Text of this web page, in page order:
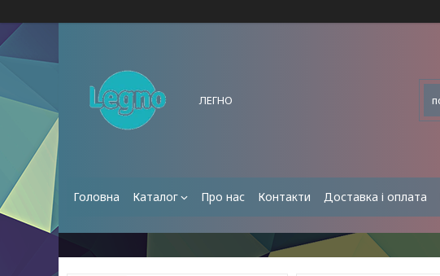
ЛЕГНО
Головна Каталог Про нас Контакти Доставка і оплата